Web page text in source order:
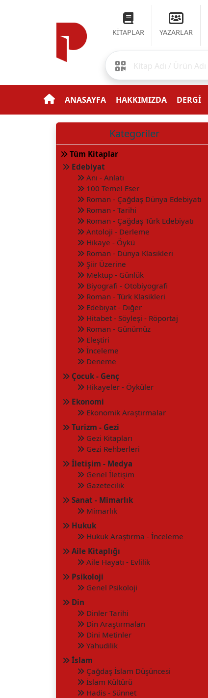
KİTAPLAR YAZARLAR
ANASAYFA HAKKIMIZDA DERGİ
Kategoriler
Tüm Kitaplar
Edebiyat
Anı - Anlatı
100 Temel Eser
Roman - Çağdaş Dünya Edebiyatı
Roman - Tarihi
Roman - Çağdaş Türk Edebiyatı
Antoloji - Derleme
Hikaye - Öykü
Roman - Dünya Klasikleri
Şiir Üzerine
Mektup - Günlük
Biyografi - Otobiyografi
Roman - Türk Klasikleri
Edebiyat - Diğer
Hitabet - Söyleşi - Röportaj
Roman - Günümüz
Eleştiri
İnceleme
Deneme
Çocuk - Genç
Hikayeler - Öyküler
Ekonomi
Ekonomik Araştırmalar
Turizm - Gezi
Gezi Kitapları
Gezi Rehberleri
İletişim - Medya
Genel İletişim
Gazetecilik
Sanat - Mimarlık
Mimarlık
Hukuk
Hukuk Araştırma - İnceleme
Aile Kitaplığı
Aile Hayatı - Evlilik
Psikoloji
Genel Psikoloji
Din
Dinler Tarihi
Din Araştırmaları
Dini Metinler
Yahudilik
İslam
Çağdaş İslam Düşüncesi
İslam Kültürü
Hadis - Sünnet